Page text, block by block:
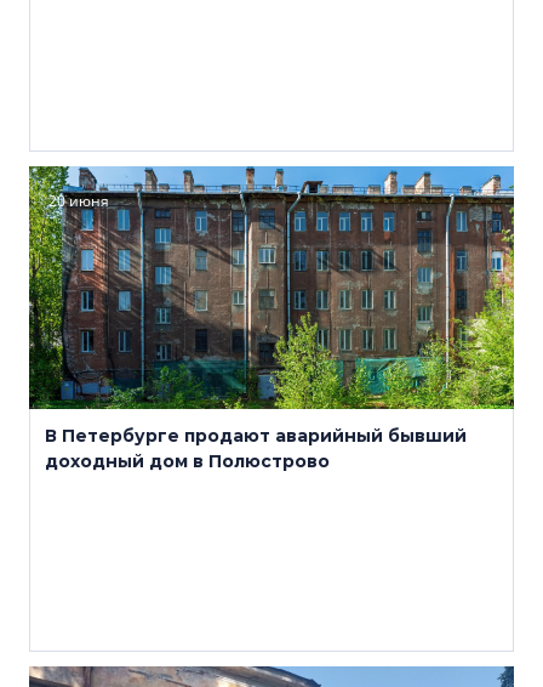
20 июня
В Петербурге продают аварийный бывший
доходный дом в Полюстрово